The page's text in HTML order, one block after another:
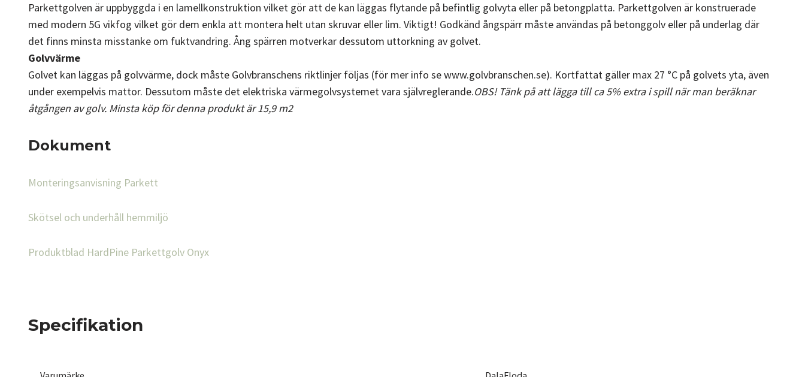
Parkettgolven är uppbyggda i en lamellkonstruktion vilket gör att de kan läggas flytande på befintlig golvyta eller på betongplatta. Parkettgolven är konstruerade
med modern 5G vikfog vilket gör dem enkla att montera helt utan skruvar eller lim. Viktigt! Godkänd ångspärr måste användas på betonggolv eller på underlag där
det finns minsta misstanke om fuktvandring. Ång spärren motverkar dessutom uttorkning av golvet.
Golvvärme
Golvet kan läggas på golvvärme, dock måste Golvbranschens riktlinjer följas (för mer info se www.golvbranschen.se). Kortfattat gäller max 27 °C på golvets yta, även
under exempelvis mattor. Dessutom måste det elektriska värmegolvsystemet vara självreglerande.OBS! Tänk på att lägga till ca 5% extra i spill när man beräknar
åtgången av golv. Minsta köp för denna produkt är 15,9 m2
Dokument
Monteringsanvisning Parkett
Skötsel och underhåll hemmiljö
Produktblad HardPine Parkettgolv Onyx
Specifikation